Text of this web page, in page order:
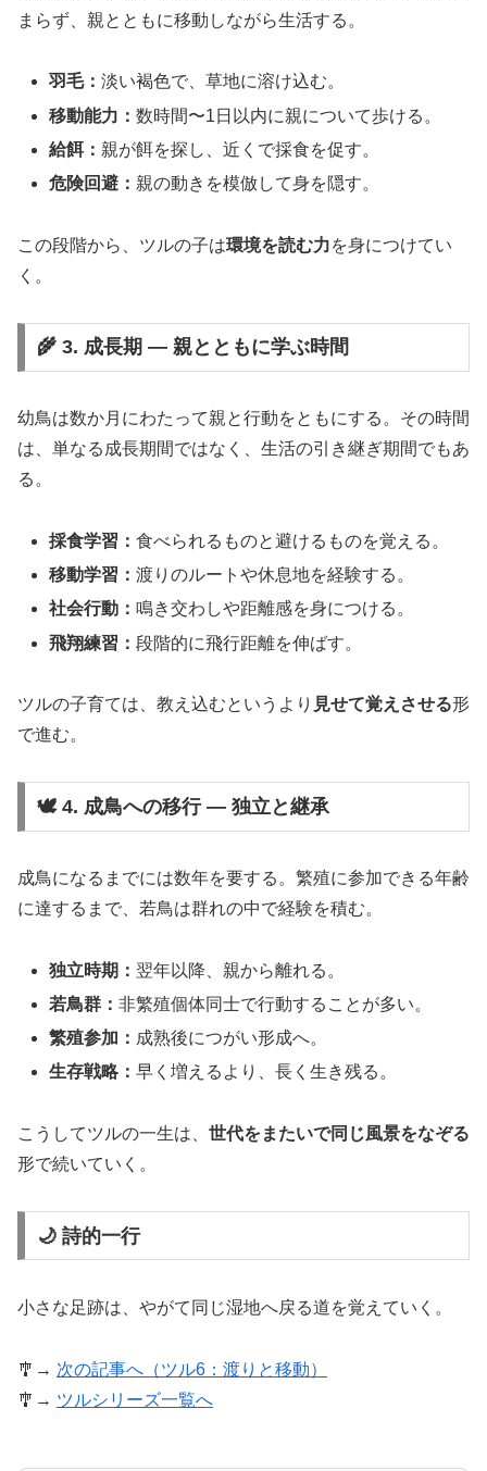
まらず、親とともに移動しながら生活する。
羽毛：淡い褐色で、草地に溶け込む。
移動能力：数時間〜1日以内に親について歩ける。
給餌： 親が餌を探し、近くで採食を促す。
危険回避： 親の動きを模倣して身を隠す。
この段階から、ツルの子は環境を読む力を身につけてい
く。
🌾 3. 成長期 ― 親とともに学ぶ時間
幼鳥は数か月にわたって親と行動をともにする。その時間
は、単なる成長期間ではなく、生活の引き継ぎ期間でもあ
る。
採食学習：食べられるものと避けるものを覚える。
移動学習：渡りのルートや休息地を経験する。
社会行動：鳴き交わしや距離感を身につける。
飛翔練習：段階的に飛行距離を伸ばす。
ツルの子育ては、教え込むというより 見せて覚えさせる形
で進む。
🕊️ 4. 成鳥への移行 ― 独立と継承
成鳥になるまでには数年を要する。繁殖に参加できる年齢
に達するまで、若鳥は群れの中で経験を積む。
独立時期： 翌年以降、親から離れる。
若鳥群：非繁殖個体同士で行動することが多い。
繁殖参加： 成熟後につがい形成へ。
生存戦略：早く増えるより、長く生き残る。
こうしてツルの一生は、 世代をまたいで同じ風景をなぞる
形で続いていく。
🌙 詩的一行
小さな足跡は、やがて同じ湿地へ戻る道を覚えていく。
🎐→ 次の記事へ（ツル6：渡りと移動）
🎐→ ツルシリーズ一覧へ